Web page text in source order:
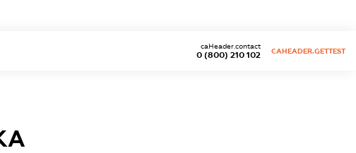
0 (800) 210 102
caHeader.contact
CAHEADER.GETTEST